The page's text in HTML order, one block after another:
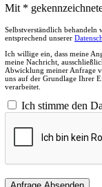
Mit *
Selbstverständlich
entsprechend unserer
Ich willige ein, dass meine
meine Nachricht,
Abwicklung meiner Anfrage
uns auf der Grundlage Ihrer
verarbeitet.
Ich stimme den